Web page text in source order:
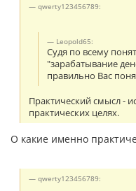
qwerty123456789:
Leopold65:
Судя по всему
"зарабатывание
правильно Вас
Практический смысл -
практических целях.
О какие именно
qwerty123456789: